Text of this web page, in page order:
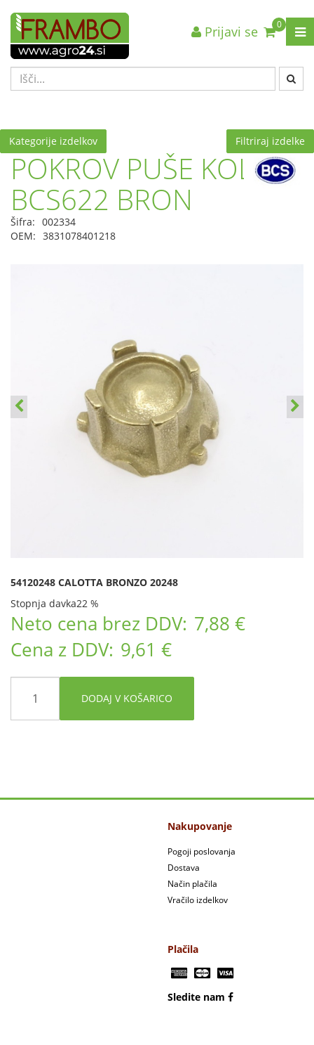
Nazaj en nivo
VRSTA 1
VRSTA 3
Nazaj en nivo
VRSTA 1
VRSTA 3
Nazaj en nivo
VRSTA 1
VRSTA 3
0
Prijavi se
Kategorije izdelkov Filtriraj izdelke
POKROV PUŠE KOLESA
BCS622 BRON
Šifra: 002334
OEM: 3831078401218
54120248 CALOTTA BRONZO 20248
Stopnja davka22 %
Neto cena brez DDV: 7,88 €
Cena z DDV: 9,61 €
DODAJ V KOŠARICO
Nakupovanje
Pogoji poslovanja
Dostava
Način plačila
Vračilo izdelkov
Plačila
Sledite nam